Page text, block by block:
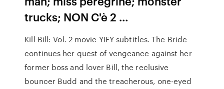
trucks; NON C'è 2 …
Kill Bill: Vol. 2 movie YIFY subtitles. The Bride
continues her quest of vengeance against her
former boss and lover Bill, the reclusive
bouncer Budd and the treacherous, one-eyed